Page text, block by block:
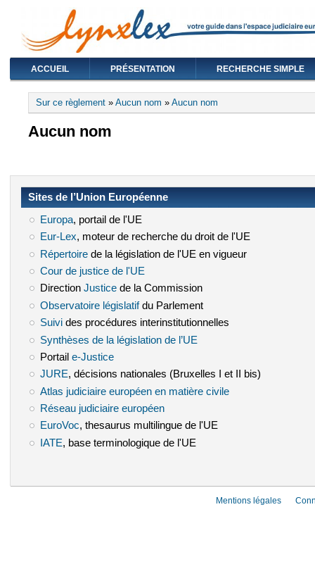
ACCUEIL PRÉSENTATION RECHERCHE SIMPLE
Vous êtes ici
Sur ce règlement » Aucun nom » Aucun nom
Aucun nom
Sites de l’Union Européenne
Europa(le lien est externe)
, portail de l'UE
Eur-Lex(le lien est externe)
, moteur de recherche du droit de l'UE
Répertoire(le lien est externe)
de la législation de l'UE en vigueur
Cour de justice de l'UE
Direction Justice(le lien est externe)
de la Commission
Observatoire législatif(le lien est externe)
du Parlement
Suivi(le lien est externe)
des procédures interinstitutionnelles
Synthèses de la législation de l’UE
Portail e-Justice(le lien est externe)
JURE(le lien est externe)
, décisions nationales (Bruxelles I et II bis)
Atlas judiciaire européen en matière civile(le lien est externe)
Réseau judiciaire européen(le lien est externe)
EuroVoc(le lien est externe)
, thesaurus multilingue de l'UE
IATE (le lien est externe)
, base terminologique de l'UE
Mentions légales